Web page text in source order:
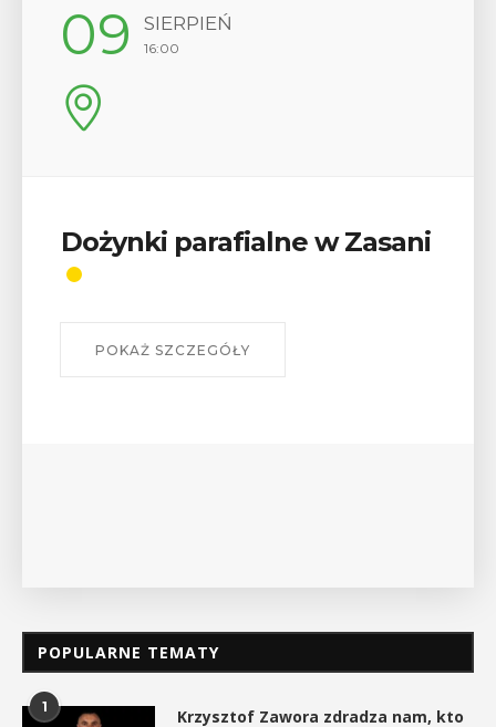
12 SIERPIEŃ
17:00
Wykład „Jak zdobyć
odznaki na myślenickich
W środę 12 sierpnia o godz. 17 w Miejskiej
POPULARNE TEMATY
1
Krzysztof Zawora zdradza nam, kto